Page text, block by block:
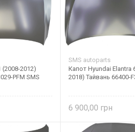
(2008-2012)
PFM SMS
SMS autoparts
Капот Hyundai Elantra
2018) Тайвань 66400-
6 900,00